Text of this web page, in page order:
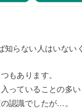
知らない人はいない
もあります。
っていることの多
認識でしたが…。